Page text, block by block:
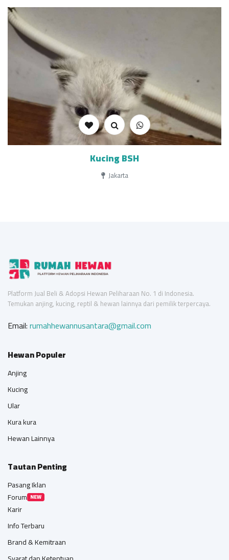
Kucing BSH
Jakarta
Platform Jual Beli & Adopsi Hewan Peliharaan No. 1 di Indonesia.
Temukan anjing, kucing, reptil & hewan lainnya dari pemilik terpercaya.
Email:rumahhewannusantara@gmail.com
Hewan Populer
Anjing
Kucing
Ular
Kura kura
Hewan Lainnya
Tautan Penting
Pasang Iklan
Forum NEW
Karir
Info Terbaru
Brand & Kemitraan